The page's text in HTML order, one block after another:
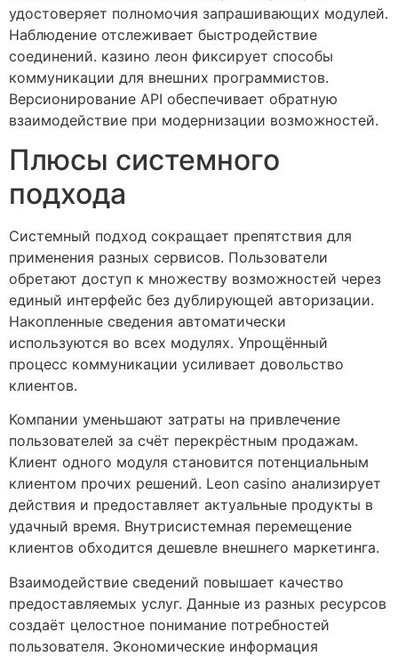
удостоверяет полномочия запрашивающих модулей.
Наблюдение отслеживает быстродействие
соединений. казино леон фиксирует способы
коммуникации для внешних программистов.
Версионирование API обеспечивает обратную
взаимодействие при модернизации возможностей.
Плюсы системного
подхода
Системный подход сокращает препятствия для
применения разных сервисов. Пользователи
обретают доступ к множеству возможностей через
единый интерфейс без дублирующей авторизации.
Накопленные сведения автоматически
используются во всех модулях. Упрощённый
процесс коммуникации усиливает довольство
клиентов.
Компании уменьшают затраты на привлечение
пользователей за счёт перекрёстным продажам.
Клиент одного модуля становится потенциальным
клиентом прочих решений. Leon casino анализирует
действия и предоставляет актуальные продукты в
удачный время. Внутрисистемная перемещение
клиентов обходится дешевле внешнего маркетинга.
Взаимодействие сведений повышает качество
предоставляемых услуг. Данные из разных ресурсов
создаёт целостное понимание потребностей
пользователя. Экономические информация